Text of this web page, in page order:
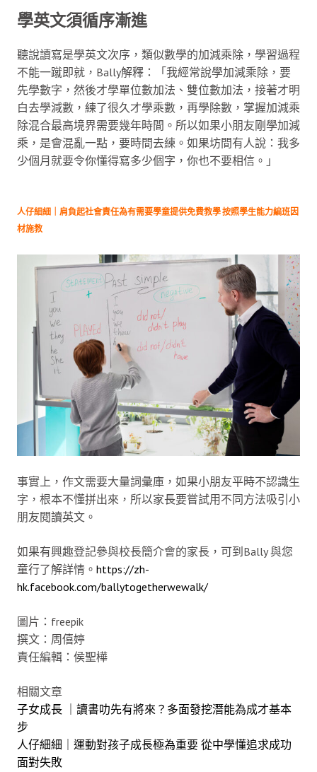
學英文須循序漸進
聽說讀寫是學英文次序，類似數學的加減乘除，學習過程
不能一蹴即就，Bally解釋：「我經常說學加減乘除，要
先學數字，然後才學單位數加法、雙位數加法，接著才明
白去學減數，練了很久才學乘數，再學除數，掌握加減乘
除混合最高境界需要幾年時間。所以如果小朋友剛學加減
乘，是會混亂一點，要時間去練。如果坊間有人說：我多
少個月就要令你懂得寫多少個字，你也不要相信。」
人仔細細｜肩負起社會責任為有需要學童提供免費教學 按照學生能力編班因
材施教
事實上，作文需要大量詞彙庫，如果小朋友平時不認識生
字，根本不懂拼出來，所以家長要嘗試用不同方法吸引小
朋友閱讀英文。
如果有興趣登記參與校長簡介會的家長，可到Bally 與您
童行了解詳情。 https://zh-
hk.facebook.com/ballytogetherwewalk/
圖片：freepik
撰文：周僖婷
責任編輯：侯聖樺
相關文章
子女成長 ｜讀書叻先有將來？多面發挖潛能為成才基本
步
人仔細細｜運動對孩子成長極為重要 從中學懂追求成功
面對失敗